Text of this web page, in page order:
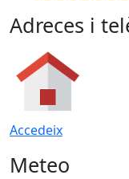
Adreces i
Accedeix
Meteo